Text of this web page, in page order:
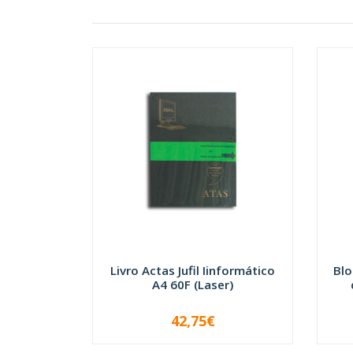
Livro Actas Jufil Iinformático
A4 60F (Laser)
+
42,75€